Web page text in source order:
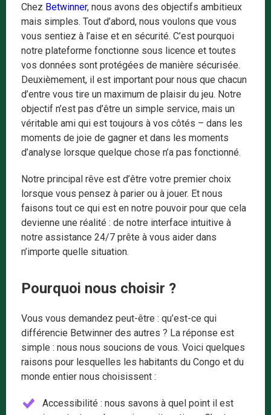
Chez Betwinner, nous avons des objectifs ambitieux
mais simples. Tout d’abord, nous voulons que vous
vous sentiez à l’aise et en sécurité. C’est pourquoi
notre plateforme fonctionne sous licence et toutes
vos données sont protégées de manière sécurisée.
Deuxièmement, il est important pour nous que chacun
d’entre vous tire un maximum de plaisir du jeu. Notre
objectif n’est pas d’être un simple service, mais un
véritable ami qui est toujours à vos côtés – dans les
moments de joie de gagner et dans les moments
d’analyse lorsque quelque chose n’a pas fonctionné.
Notre principal rêve est d’être votre premier choix
lorsque vous pensez à parier ou à jouer. Et nous
faisons tout ce qui est en notre pouvoir pour que cela
devienne une réalité : de notre interface intuitive à
notre assistance 24/7 prête à vous aider dans
n’importe quelle situation.
Pourquoi nous choisir ?
Vous vous demandez peut-être : qu’est-ce qui
différencie Betwinner des autres ? La réponse est
simple : nous nous soucions de vous. Voici quelques
raisons pour lesquelles les habitants du Congo et du
monde entier nous choisissent :
Accessibilité : nous savons à quel point il est